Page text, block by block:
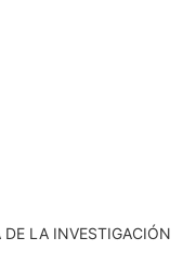
DE LA INVESTIGACIÓN